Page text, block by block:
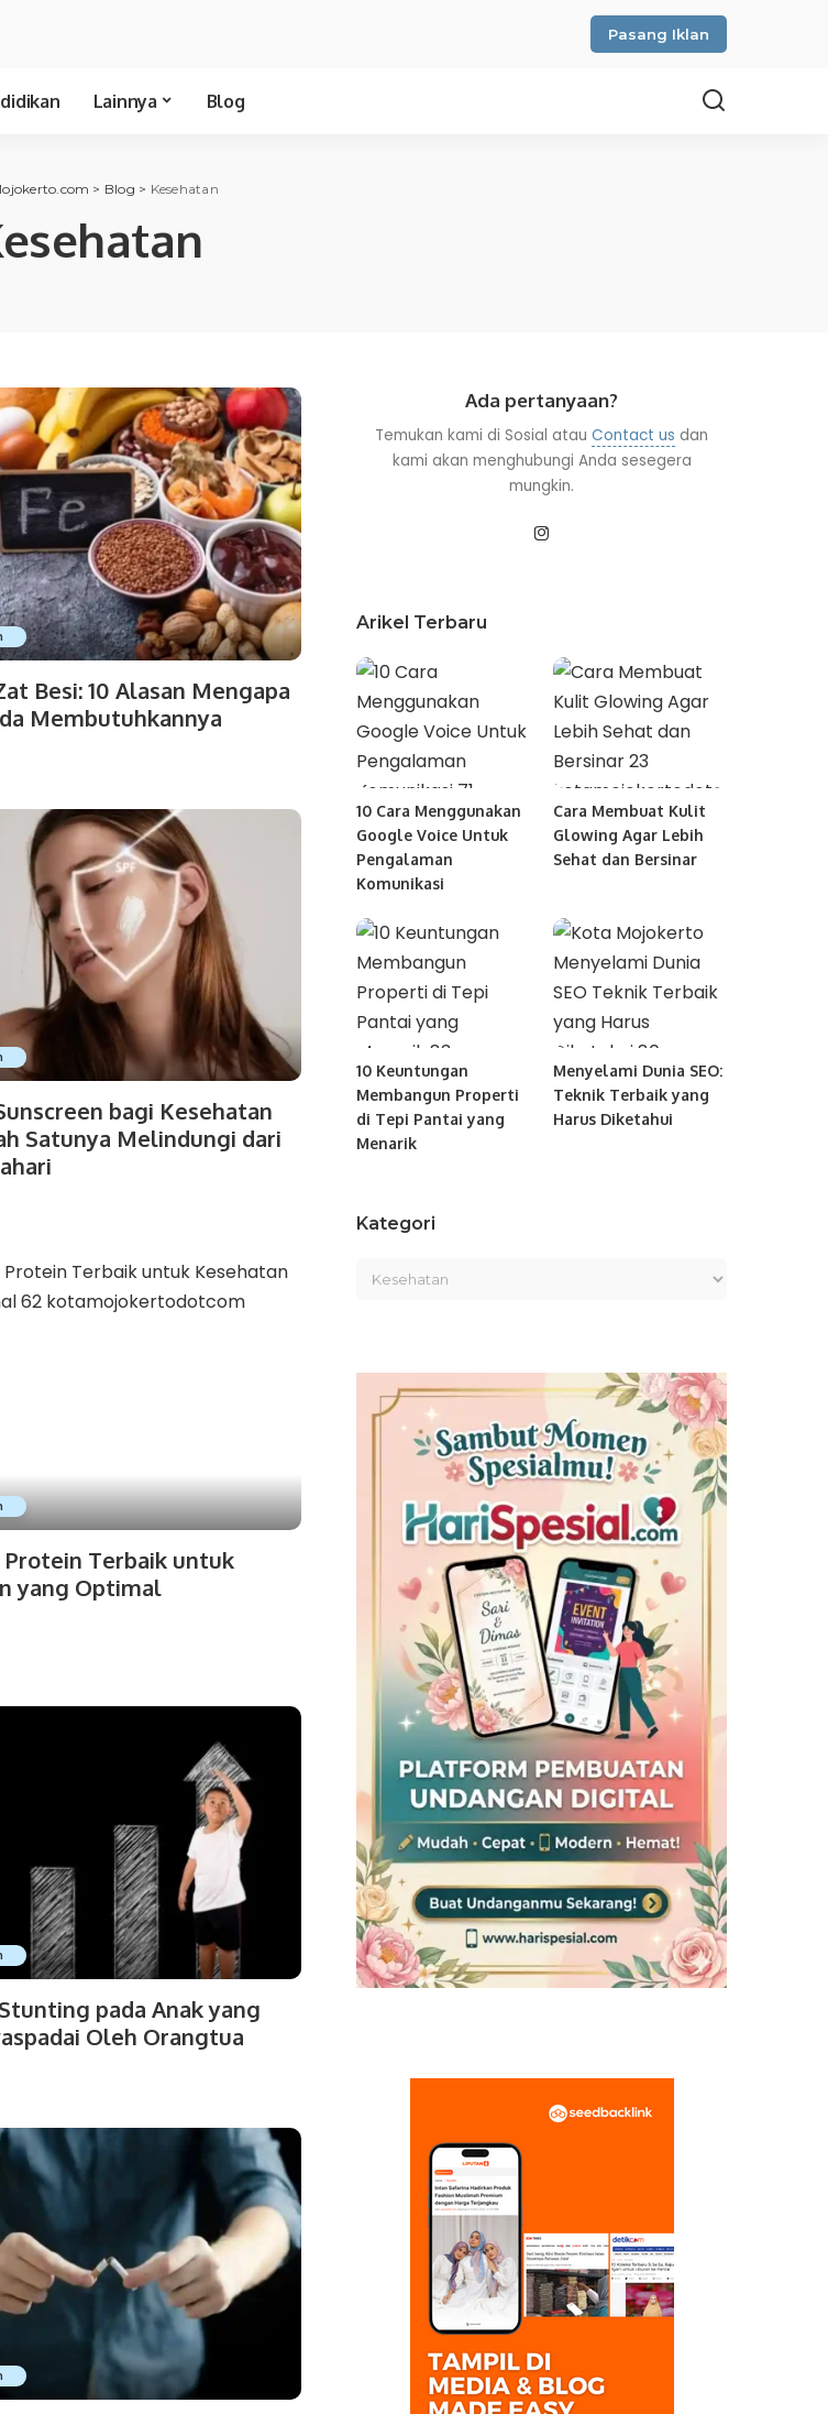
Pasang Iklan
Lainnya Blog
> Blog > Kesehatan
Besi: 10 Alasan Mengapa
Membutuhkannya
bagi Kesehatan
Satunya Melindungi dari
Protein Terbaik untuk
yang Optimal
pada Anak yang
Oleh Orangtua
Ada pertanyaan?
Temukan kami di Sosial atauContact us dan
kami akan menghubungi Anda sesegera
mungkin.
Arikel Terbaru
10 Cara Menggunakan
Google Voice Untuk
Pengalaman
Komunikasi
Cara Membuat Kulit
Glowing Agar Lebih
Sehat dan Bersinar
10 Keuntungan
Membangun Properti
di Tepi Pantai yang
Menarik
Menyelami Dunia SEO:
Teknik Terbaik yang
Harus Diketahui
Kategori